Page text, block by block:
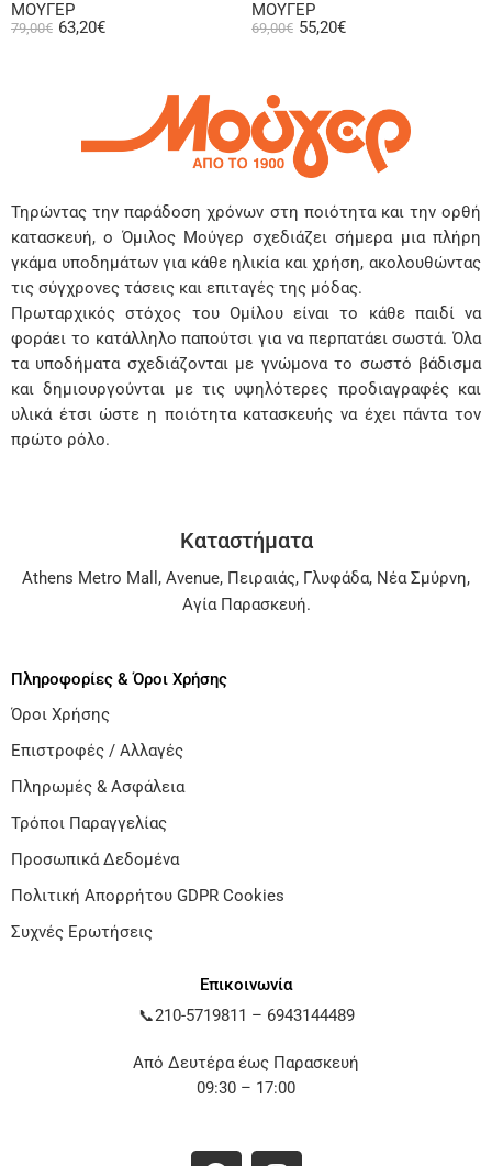
ΜΟΥΓΕΡ
79,00€ 63,20€
ΜΟΥΓΕΡ
69,00€ 55,20€
Τηρώντας την παράδοση χρόνων στη ποιότητα και την ορθή
κατασκευή, ο Όμιλος Μούγερ σχεδιάζει σήμερα μια πλήρη
γκάμα υποδημάτων για κάθε ηλικία και χρήση, ακολουθώντας
τις σύγχρονες τάσεις και επιταγές της μόδας.
Πρωταρχικός στόχος του Ομίλου είναι το κάθε παιδί να
φοράει το κατάλληλο παπούτσι για να περπατάει σωστά. Όλα
τα υποδήματα σχεδιάζονται με γνώμονα το σωστό βάδισμα
και δημιουργούνται με τις υψηλότερες προδιαγραφές και
υλικά έτσι ώστε η ποιότητα κατασκευής να έχει πάντα τον
πρώτο ρόλο.
Καταστήματα
Athens Metro Mall , Avenue, Πειραιάς, Γλυφάδα, Νέα Σμύρνη,
Αγία Παρασκευή.
Πληροφορίες & Όροι Χρήσης
Όροι Χρήσης
Επιστροφές / Αλλαγές
Πληρωμές & Ασφάλεια
Τρόποι Παραγγελίας
Προσωπικά Δεδομένα
Πολιτική Απορρήτου GDPR Cookies
Συχνές Ερωτήσεις
Επικοινωνία
📞210-5719811 – 6943144489
Από Δευτέρα έως Παρασκευή
09:30 – 17:00